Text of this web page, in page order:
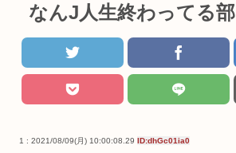
なんJ人生終わってる部
1 : 2021/08/09(月) 10:00:08.29 ID:dhGc01ia0